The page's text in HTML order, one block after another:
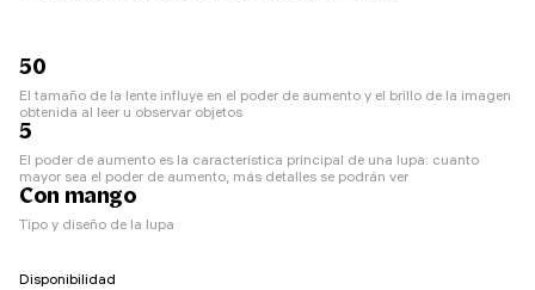
50
El tamaño de la lente influye en el poder de aumento y el brillo de la imagen
obtenida al leer u observar objetos
5
El poder de aumento es la característica principal de una lupa: cuanto
mayor sea el poder de aumento, más detalles se podrán ver
Con mango
Tipo y diseño de la lupa
Disponibilidad